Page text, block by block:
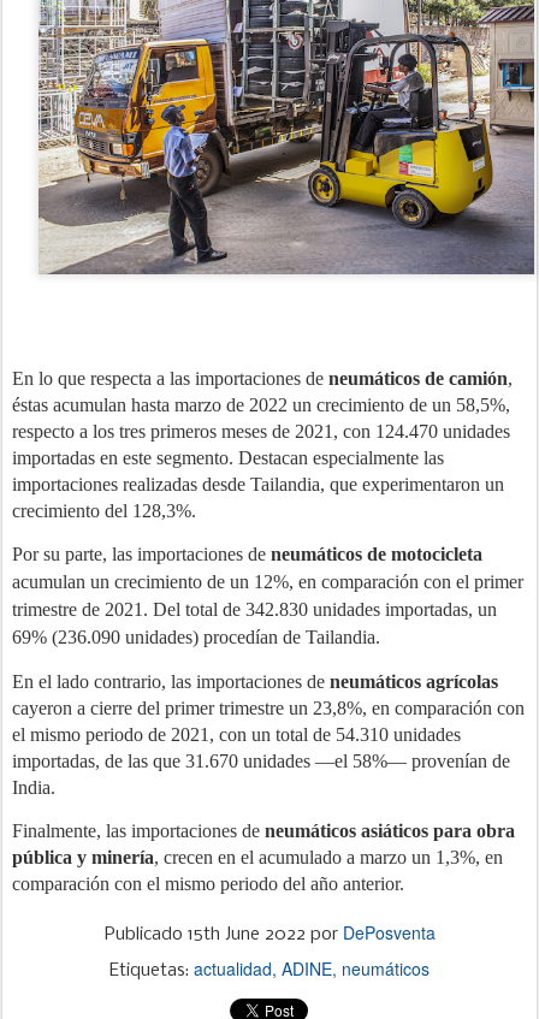
En lo que respecta a las importaciones de neumáticos de camión,
éstas acumulan hasta marzo de 2022 un crecimiento de un 58,5%,
respecto a los tres primeros meses de 2021, con 124.470 unidades
importadas en este segmento. Destacan especialmente las
importaciones realizadas desde Tailandia, que experimentaron un
crecimiento del 128,3%.
Por su parte, las importaciones de neumáticos de motocicleta
acumulan un crecimiento de un 12%, en comparación con el primer
trimestre de 2021. Del total de 342.830 unidades importadas, un
69% (236.090 unidades) procedían de Tailandia.
En el lado contrario, las importaciones de neumáticos agrícolas
cayeron a cierre del primer trimestre un 23,8%, en comparación con
el mismo periodo de 2021, con un total de 54.310 unidades
importadas, de las que 31.670 unidades —el 58%— provenían de
India.
Finalmente, las importaciones de neumáticos asiáticos para obra
pública y minería, crecen en el acumulado a marzo un 1,3%, en
comparación con el mismo periodo del año anterior.
Publicado 15th June 2022 por DePosventa
Etiquetas: actualidad ADINE neumáticos